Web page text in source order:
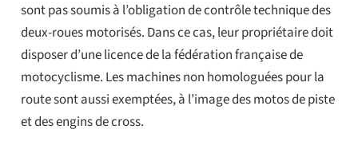
sont pas soumis à l’obligation de contrôle technique des
deux-roues motorisés. Dans ce cas, leur propriétaire doit
disposer d’une licence de la fédération française de
motocyclisme. Les machines non homologuées pour la
route sont aussi exemptées, à l’image des motos de piste
et des engins de cross.